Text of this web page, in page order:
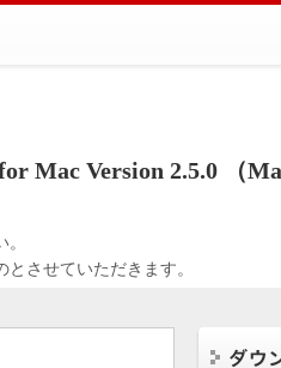
Version 2.5.0 （
させていただきます。